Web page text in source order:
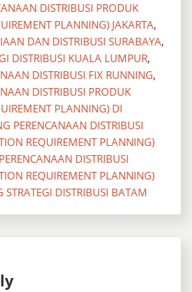
DISTRIBUSI PRODUK
PLANNING) JAKARTA,
DAN DISTRIBUSI SURABAYA,
DISTRIBUSI KUALA LUMPUR,
DISTRIBUSI FIX RUNNING,
DISTRIBUSI PRODUK
PLANNING) DI
PERENCANAAN DISTRIBUSI
REQUIREMENT PLANNING)
DISTRIBUSI
REQUIREMENT PLANNING)
STRATEGI DISTRIBUSI BATAM